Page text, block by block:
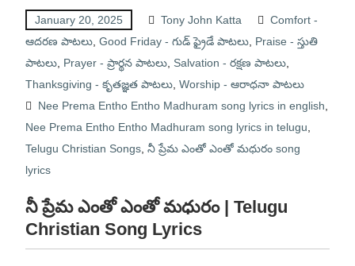
January 20, 2025 Tony John Katta
Comfort -
ఆదరణ పాటలు, Good Friday - గుడ్ ఫ్రైడే పాటలు, Praise - స్తుతి
పాటలు, Prayer - ప్రార్థన పాటలు, Salvation - రక్షణ పాటలు,
Thanksgiving - కృతజ్ఞత పాటలు, Worship - ఆరాధనా పాటలు
Nee Prema Entho Entho Madhuram song lyrics in english
Nee Prema Entho Entho Madhuram song lyrics in telugu
Telugu Christian Songs, నీ ప్రేమ ఎంతో ఎంతో మధురం song
lyrics
నీ ప్రేమ ఎంతో ఎంతో మధురం | Telugu
Christian Song Lyrics